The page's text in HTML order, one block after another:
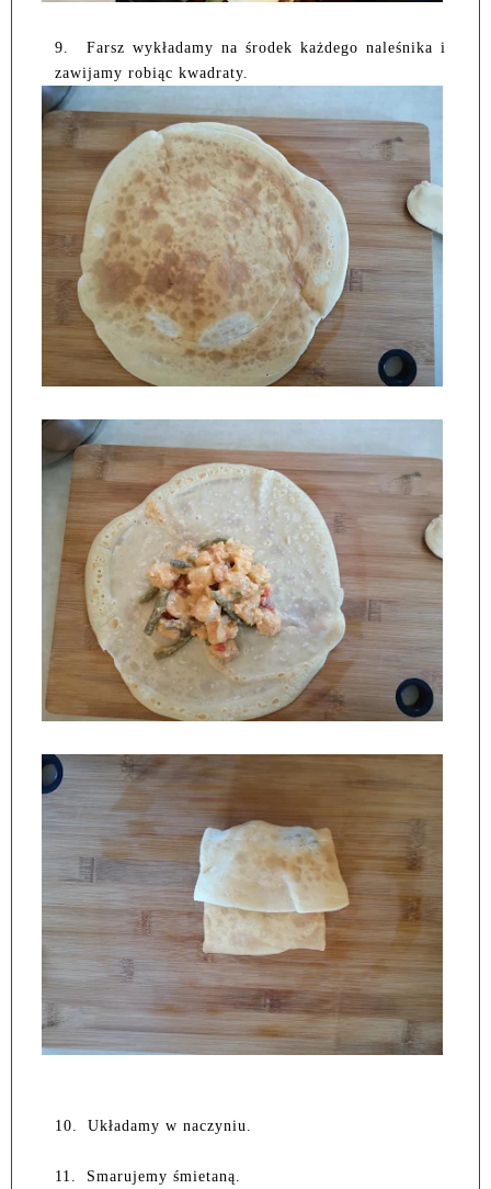
9.
Farsz wykładamy na środek każdego naleśnika i
zawijamy robiąc kwadraty.
10. Układamy w naczyniu.
11. Smarujemy śmietaną.